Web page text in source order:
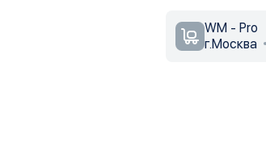
WM - Pro
г.Москва